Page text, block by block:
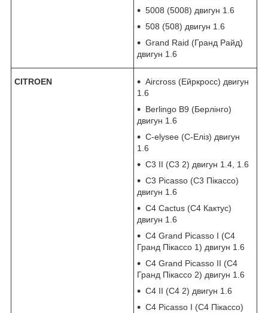
5008 (5008) двигун 1.6
508 (508) двигун 1.6
Grand Raid (Гранд Райд)
двигун 1.6
CITROEN
Aircross (Ейркросс) двигун
1.6
Berlingo B9 (Берлінго)
двигун 1.6
C-elysee (С-Еліз) двигун
1.6
C3 II (С3 2) двигун 1.4, 1.6
C3 Picasso (С3 Пікассо)
двигун 1.6
C4 Cactus (С4 Кактус)
двигун 1.6
C4 Grand Picasso I (С4
Гранд Пікассо 1) двигун 1.6
C4 Grand Picasso II (С4
Гранд Пікассо 2) двигун 1.6
C4 II (С4 2) двигун 1.6
C4 Picasso I (С4 Пікассо)